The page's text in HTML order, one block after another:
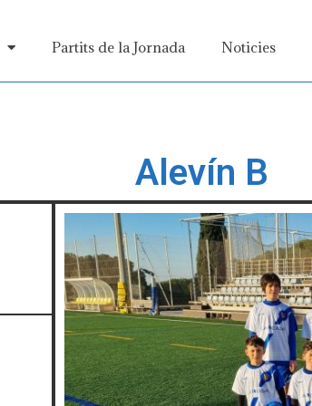
Partits de la Jornada Noticies
Alevín B